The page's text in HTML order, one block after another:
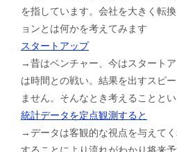
を指しています。会社を大きく転
ョンとは何かを考えてみます
スタートアップ
→昔はベンチャー、今はスタート
は時間との戦い。結果を出すスピ
ません。そんなとき考えることと
統計データを定点観測すると
→データは客観的な視点を与えて
することにより流れがわかり将来